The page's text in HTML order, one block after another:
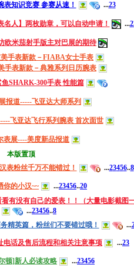
知识竞赛 参赛从速！ ...23
人】两枚勋章，可以自动申请！ ...2
米茄射手版主对巴展的期待
手表新款－FIABA女士手表
手表新款－典雅系列日历腕表
SHARK-300手表 性能篇
报道-----飞亚达大师系列
飞亚达飞行系列腕表 首次面世
表展----美度新品报道
本版置顶
表粉丝千万不能错过！ ...23456..8
你的小汉~~ ...23456..20
有没有自己的爱表！！（大量电影截图
...23456..8
精英篇，粉丝们不要错过哦！ ...
电话及售后流程和相关注意事项 ...23
顿]新人必读攻略 ...23456